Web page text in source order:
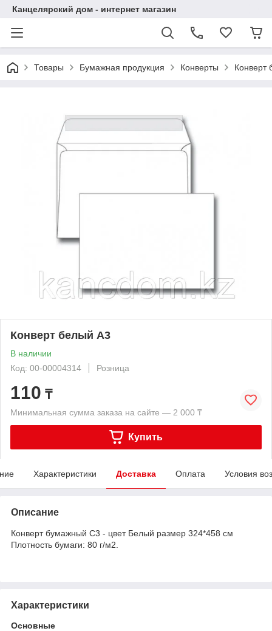
Канцелярский дом - интернет магазин
Товары Бумажная продукция Конверты Конверт
Конверт белый А3
В наличии
Код: 00-00004314
Розница
110 ₸
Минимальная сумма заказа на сайте — 2 000 ₸
Купить
Характеристики Доставка Оплата Условия
Описание
Конверт бумажный С3 - цвет Белый размер 324*458 см
Плотность бумаги: 80 г/м2.
Характеристики
Основные